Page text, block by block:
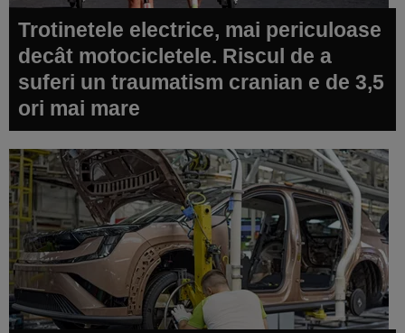
Trotinetele electrice, mai periculoase
decât motocicletele. Riscul de a
suferi un traumatism cranian e de 3,5
ori mai mare